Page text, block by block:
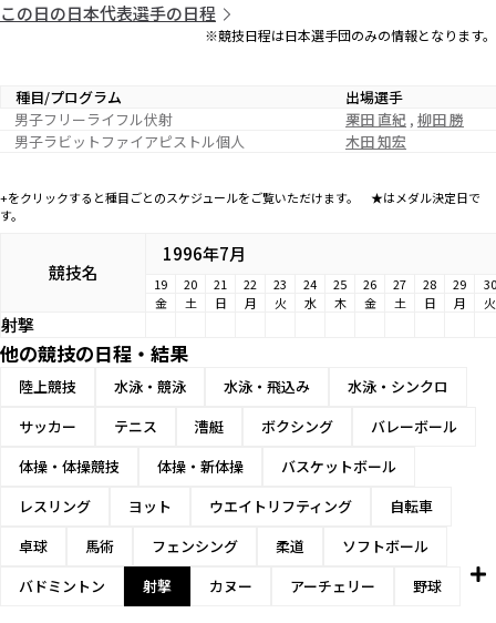
この日の日本代表選手の日程
※競技日程は日本選手団のみの情報となります。
種目/プログラム
出場選手
男子フリーライフル伏射
栗田 直紀 , 柳田 勝
男子ラビットファイアピストル個人
木田 知宏
+をクリックすると種目ごとのスケジュールをご覧いただけます。 ★はメダル決定日で
す。
競技名
1996年7月
19 20 21 22 23 24 25 26 27 28 29
30
金
土 日 月 火 水 木 金 土 日 月 火
射撃
他の競技の日程・結果
陸上競技 水泳・競泳 水泳・飛込み
水泳・シンクロ
サッカー
テニス 漕艇 ボクシング
バレーボール
体操・体操競技
体操・新体操
バスケットボール
レスリング
ヨット ウエイトリフティング
自転車
卓球
馬術 フェンシング 柔道
ソフトボール
バドミントン
射撃 カヌー アーチェリー 野球